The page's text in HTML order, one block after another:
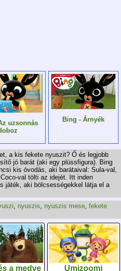
uzsonnás
Bing - Árnyék
a kis fekete nyuszit? Ő és legjobb
jó barát (aki egy plüssfigura). Bing
kis óvodás, aki barátaival: Sula-val,
val tölti az idejét. Itt inden
játék, aki bölcsességekkel látja el a
, nyuszis, nyuszis mese, fekete
a medve
Umizoomi